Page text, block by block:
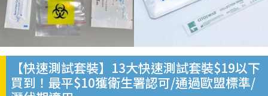
【快速測試套裝】13大快速測試套裝$19以下
買到！最平$10獲衛生署認可/通過歐盟標準/